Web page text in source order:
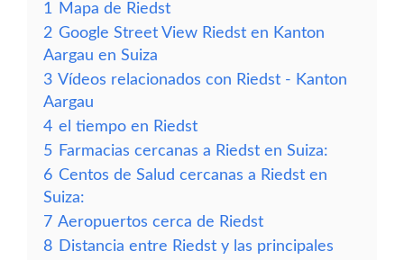
1
Mapa de Riedst
2 Google Street View Riedst en Kanton
Aargau en Suiza
3 Vídeos relacionados con Riedst - Kanton
Aargau
4 el tiempo en Riedst
5 Farmacias cercanas a Riedst en Suiza:
6 Centos de Salud cercanas a Riedst en
Suiza:
7 Aeropuertos cerca de Riedst
8 Distancia entre Riedst y las principales